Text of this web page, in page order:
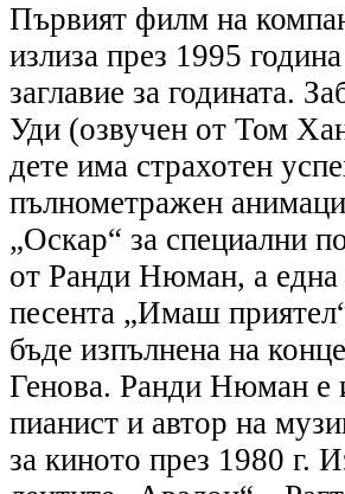
Първият филм на
излиза през 1995
заглавие за годината.
Уди (озвучен от Том
дете има страхотен
пълнометражен
„Оскар“ за специални
от Ранди Нюман, а една
песента „Имаш
бъде изпълнена на
Генова. Ранди Нюман е
пианист и автор на
за киното през 1980 г.